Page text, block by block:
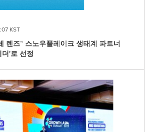
KST
렌즈™ 스노우플레이크 생태계 파트너
'로 선정